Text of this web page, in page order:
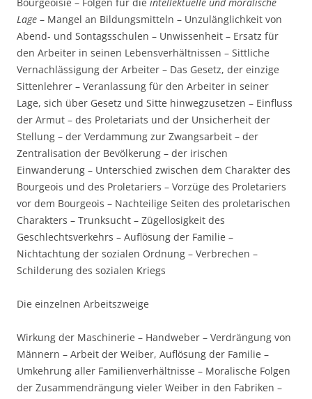
Lage – Mangel an Bildungsmitteln – Unzulänglichkeit von
Abend- und Sontagsschulen – Unwissenheit – Ersatz für
den Arbeiter in seinen Lebensverhältnissen – Sittliche
Vernachlässigung der Arbeiter – Das Gesetz, der einzige
Sittenlehrer – Veranlassung für den Arbeiter in seiner
Lage, sich über Gesetz und Sitte hinwegzusetzen – Einfluss
der Armut – des Proletariats und der Unsicherheit der
Stellung – der Verdammung zur Zwangsarbeit – der
Zentralisation der Bevölkerung – der irischen
Einwanderung – Unterschied zwischen dem Charakter des
Bourgeois und des Proletariers – Vorzüge des Proletariers
vor dem Bourgeois – Nachteilige Seiten des proletarischen
Charakters – Trunksucht – Zügellosigkeit des
Geschlechtsverkehrs – Auflösung der Familie –
Nichtachtung der sozialen Ordnung – Verbrechen –
Schilderung des sozialen Kriegs
Die einzelnen Arbeitszweige
Wirkung der Maschinerie – Handweber – Verdrängung von
Männern – Arbeit der Weiber, Auflösung der Familie –
Umkehrung aller Familienverhältnisse – Moralische Folgen
der Zusammendrängung vieler Weiber in den Fabriken –